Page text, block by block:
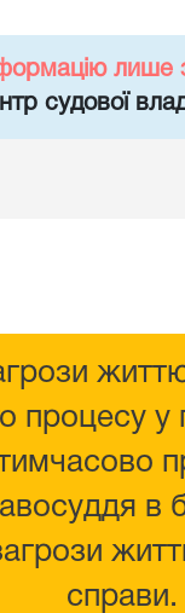
лише
судової
процесу у
в
справи.